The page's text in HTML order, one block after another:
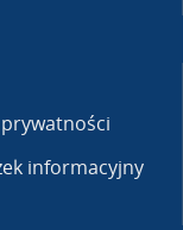
informacyjny